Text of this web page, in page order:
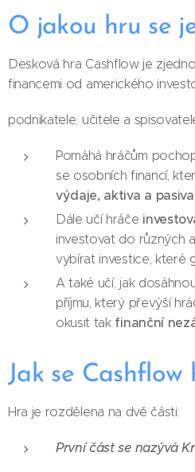
O jakou hru se
Desková hra Cashflow je
financemi od amerického
podnikatele, učitele a
Pomáhá hráčům
se osobních financí,
výdaje, aktiva a pasiva
Dále učí hráče
investovat do různých
vybírat investice, které
A také učí, jak
příjmu, který převýší
okusit tak finanční
Jak se Cashflow
Hra je rozdělena na dvě části:
První část se nazývá